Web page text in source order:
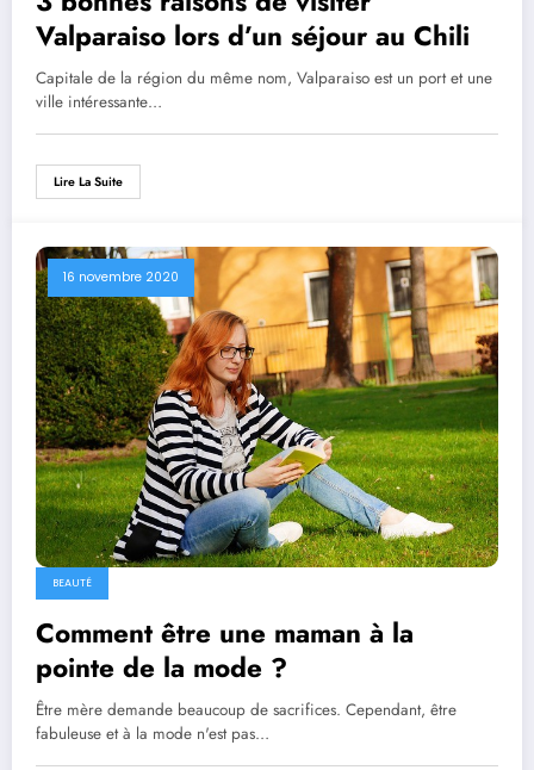
Valparaiso lors d’un séjour au Chili
Capitale de la région du même nom, Valparaiso est un port et une
ville intéressante…
Lire La Suite
16 novembre 2020
BEAUTÉ
Comment être une maman à la
pointe de la mode ?
Être mère demande beaucoup de sacrifices. Cependant, être
fabuleuse et à la mode n'est pas…